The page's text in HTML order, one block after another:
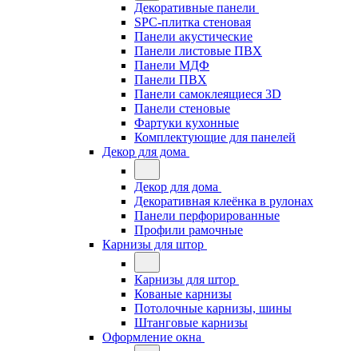
Декоративные панели
SPC-плитка стеновая
Панели акустические
Панели листовые ПВХ
Панели МДФ
Панели ПВХ
Панели самоклеящиеся 3D
Панели стеновые
Фартуки кухонные
Комплектующие для панелей
Декор для дома
Декор для дома
Декоративная клеёнка в рулонах
Панели перфорированные
Профили рамочные
Карнизы для штор
Карнизы для штор
Кованые карнизы
Потолочные карнизы, шины
Штанговые карнизы
Оформление окна